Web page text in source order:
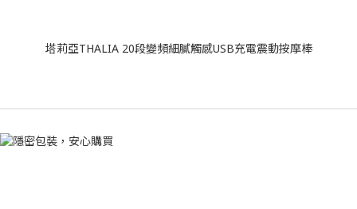
塔莉亞THALIA 20段變頻細膩觸感USB充電震動按摩棒